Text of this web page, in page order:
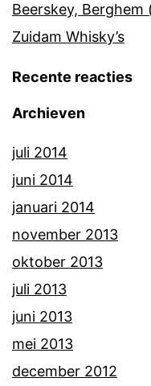
Beerskey, Berghem
Zuidam Whisky’s
Recente reacties
Archieven
juli 2014
juni 2014
januari 2014
november 2013
oktober 2013
juli 2013
juni 2013
mei 2013
december 2012